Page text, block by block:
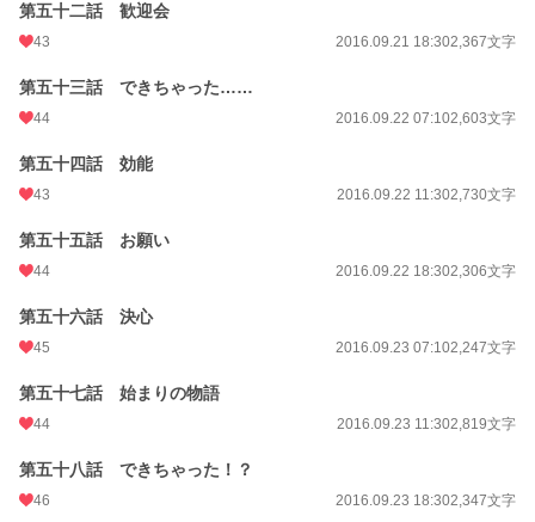
第五十二話 歓迎会
43 2016.09.21 18:302,367文字
第五十三話 できちゃった……
44 2016.09.22 07:102,603文字
第五十四話 効能
43 2016.09.22 11:302,730文字
第五十五話 お願い
44 2016.09.22 18:302,306文字
第五十六話 決心
45 2016.09.23 07:102,247文字
第五十七話 始まりの物語
44 2016.09.23 11:302,819文字
第五十八話 できちゃった！？
46 2016.09.23 18:302,347文字